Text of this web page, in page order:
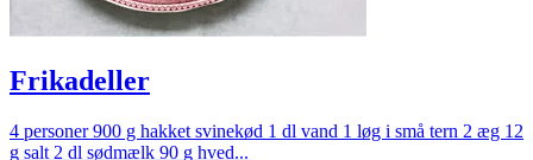
Frikadeller
4 personer 900 g hakket svinekød 1 dl vand 1 løg i små tern 2 æg 12
g salt 2 dl sødmælk 90 g hved...